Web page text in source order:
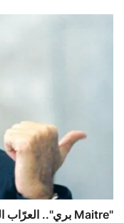
"Maitre بري".. العرّاب الذي صادر الدولة وحوّل البرلمان ...